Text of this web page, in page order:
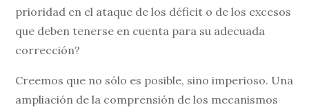
prioridad en el ataque de los déficit o de los excesos
que deben tenerse en cuenta para su adecuada
corrección?
Creemos que no sólo es posible, sino imperioso. Una
ampliación de la comprensión de los mecanismos